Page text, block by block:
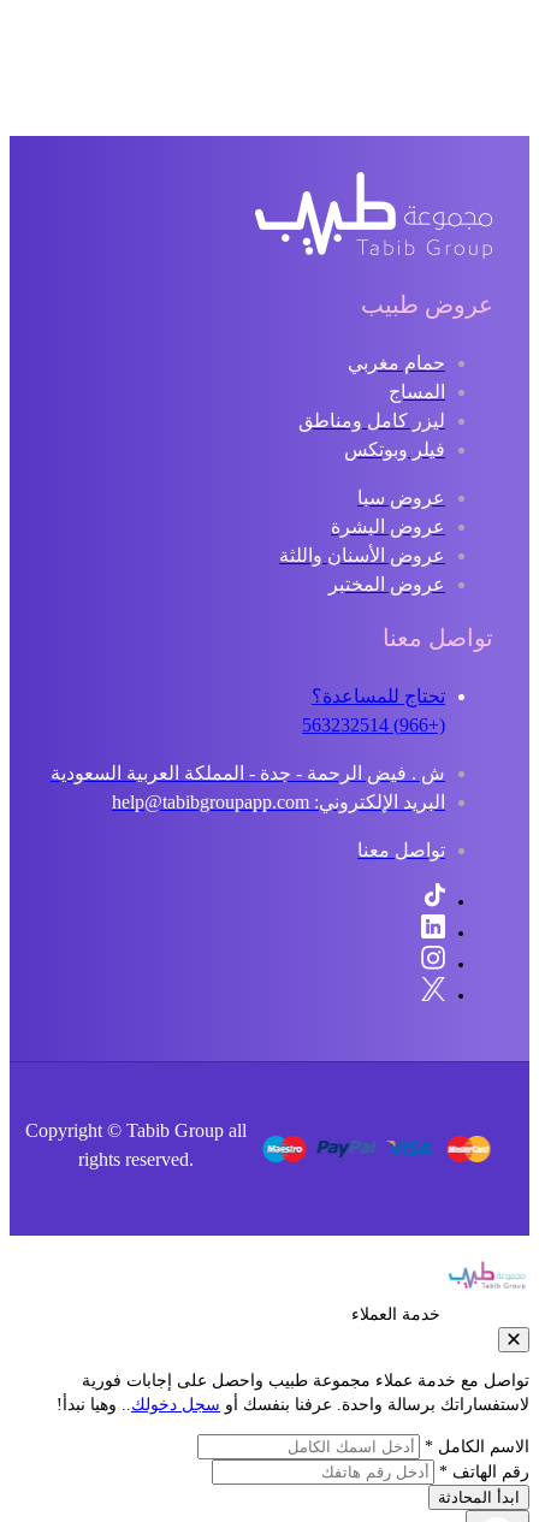
عروض طبيب
حمام مغربي
المساج
ليزر كامل ومناطق
فيلر وبوتكس
عروض سبا
عروض البشرة
عروض الأسنان واللثة
عروض المختبر
تواصل معنا
تحتاج للمساعدة؟
ش . فيض الرحمة - جدة - المملكة العربية السعودية
البريد الإلكتروني: help@tabibgroupapp.com
تواصل معنا
Copyright © Tabib Group all
rights reserved.
خدمة العملاء
مع خدمة عملاء مجموعة طبيب واحصل على إجابات فورية
برسالة واحدة. عرفنا بنفسك أوسجل دخولك.. وهيا نبدأ!
الكامل *
الهاتف *
المحادثة